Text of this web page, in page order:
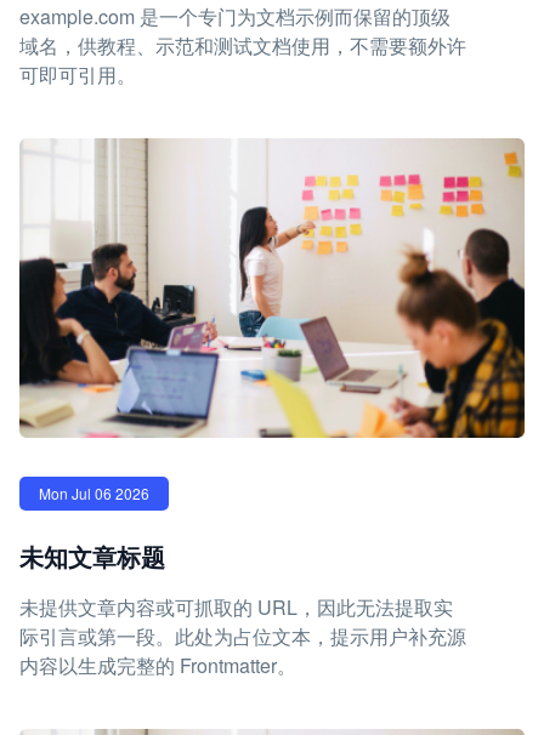
example.com 是一个专门为文档示例而保留的顶级
域名，供教程、示范和测试文档使用，不需要额外许
可即可引用。
Mon Jul 06 2026
未知文章标题
未提供文章内容或可抓取的 URL，因此无法提取实
际引言或第一段。此处为占位文本，提示用户补充源
内容以生成完整的 Frontmatter。